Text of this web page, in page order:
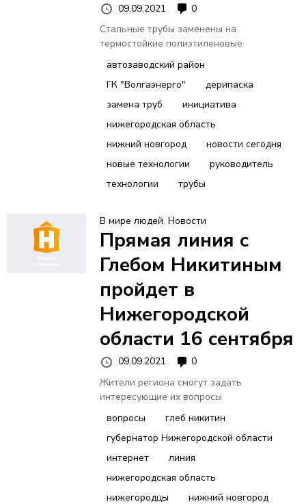
09.09.2021
0
Стальные трубы заменены на
термостойкие полиэтиленовые
автозаводский район
ГК "Волгаэнерго"
дерипаска
замена труб
инициатива
нижегородская область
нижний новгород
новости сегодня
новые технологии
руководитель
технологии
трубы
В мире людей, Новости
Прямая линия с
Глебом Никитиным
пройдет в
Нижегородской
области 16 сентября
09.09.2021
0
Жители региона смогут задать
интересующие их вопросы
вопросы
глеб никитин
губернатор Нижегородской области
интернет
линия
нижегородская область
нижегородцы
нижний новгород